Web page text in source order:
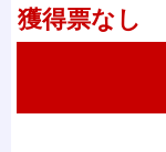
獲得票なし